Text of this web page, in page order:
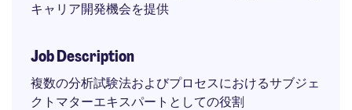
キャリア開発機会を提供
Job Description
複数の分析試験法およびプロセスにおけるサブジェ
クトマターエキスパートとしての役割